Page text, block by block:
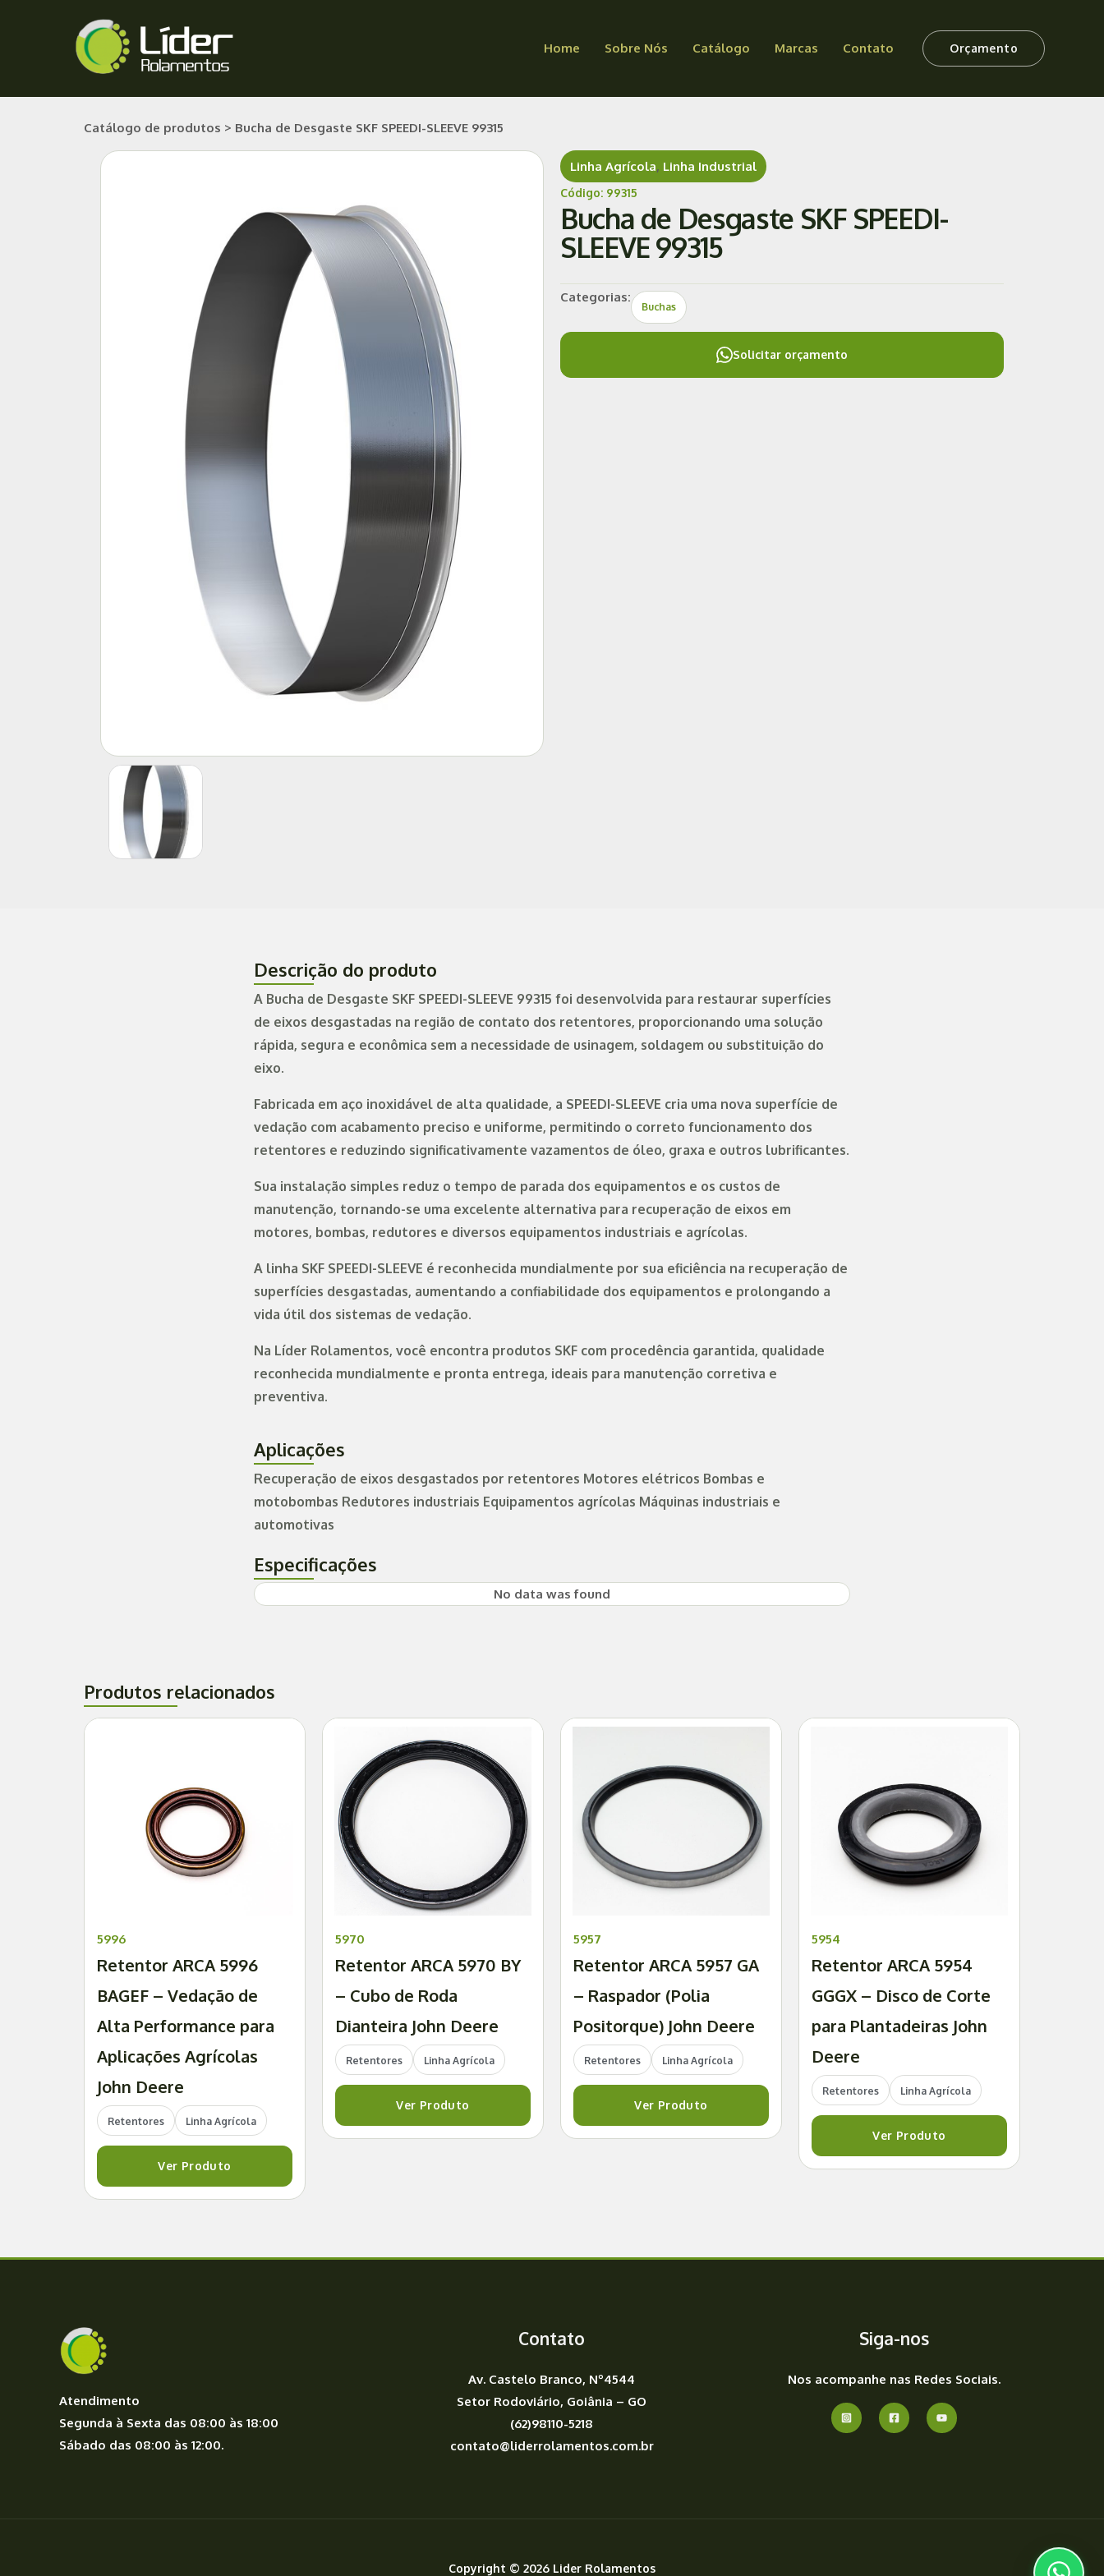
Home Sobre Nós Catálogo Marcas Contato Orçamento
Catálogo de produtos > Bucha de Desgaste SKF SPEEDI-SLEEVE 99315
Linha Agrícola, Linha Industrial
Código: 99315
Bucha de Desgaste SKF SPEEDI-
SLEEVE 99315
Categorias:
Buchas
Solicitar orçamento
Descrição do produto
A Bucha de Desgaste SKF SPEEDI-SLEEVE 99315 foi desenvolvida para restaurar superfícies
de eixos desgastadas na região de contato dos retentores, proporcionando uma solução
rápida, segura e econômica sem a necessidade de usinagem, soldagem ou substituição do
eixo.
Fabricada em aço inoxidável de alta qualidade, a SPEEDI-SLEEVE cria uma nova superfície de
vedação com acabamento preciso e uniforme, permitindo o correto funcionamento dos
retentores e reduzindo significativamente vazamentos de óleo, graxa e outros lubrificantes.
Sua instalação simples reduz o tempo de parada dos equipamentos e os custos de
manutenção, tornando-se uma excelente alternativa para recuperação de eixos em
motores, bombas, redutores e diversos equipamentos industriais e agrícolas.
A linha SKF SPEEDI-SLEEVE é reconhecida mundialmente por sua eficiência na recuperação de
superfícies desgastadas, aumentando a confiabilidade dos equipamentos e prolongando a
vida útil dos sistemas de vedação.
Na Líder Rolamentos, você encontra produtos SKF com procedência garantida, qualidade
reconhecida mundialmente e pronta entrega, ideais para manutenção corretiva e
preventiva.
Aplicações
Recuperação de eixos desgastados por retentores Motores elétricos Bombas e
motobombas Redutores industriais Equipamentos agrícolas Máquinas industriais e
automotivas
Especificações
No data was found
Produtos relacionados
5996
Retentor ARCA 5996
BAGEF – Vedação de
Alta Performance para
Aplicações Agrícolas
John Deere
Retentores Linha Agrícola
Ver Produto
5970
Retentor ARCA 5970 BY
– Cubo de Roda
Dianteira John Deere
Retentores Linha Agrícola
Ver Produto
5957
Retentor ARCA 5957 GA
– Raspador (Polia
Positorque) John Deere
Retentores Linha Agrícola
Ver Produto
5954
Retentor ARCA 5954
GGGX – Disco de Corte
para Plantadeiras John
Deere
Retentores Linha Agrícola
Ver Produto
Atendimento
Segunda à Sexta das 08:00 às 18:00
Sábado das 08:00 às 12:00.
Contato
Av. Castelo Branco, Nº4544
Setor Rodoviário, Goiânia – GO
(62)98110-5218
contato@liderrolamentos.com.br
Siga-nos
Nos acompanhe nas Redes Sociais.
Copyright © 2026 Lider Rolamentos